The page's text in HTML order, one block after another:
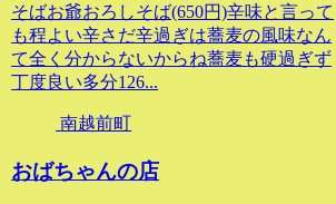
そばお爺おろしそば(650円)辛味と言って
も程よい辛さだ辛過ぎは蕎麦の風味なん
て全く分からないからね蕎麦も硬過ぎず
丁度良い多分126...
南越前町
おばちゃんの店